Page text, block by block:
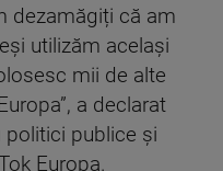
dezamăgiți că am
utilizăm același
mii de alte
a declarat
politici publice și
Europa.